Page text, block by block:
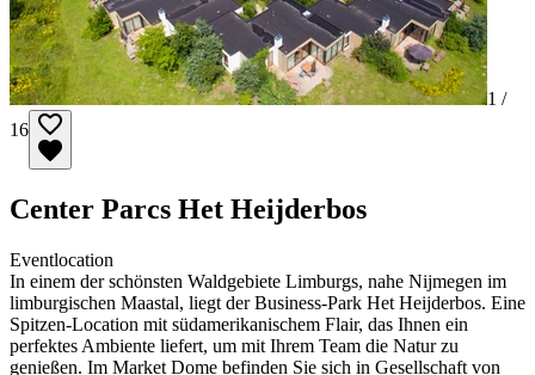
1 /
16
Center Parcs Het Heijderbos
Eventlocation
In einem der schönsten Waldgebiete Limburgs, nahe Nijmegen im
limburgischen Maastal, liegt der Business-Park Het Heijderbos. Eine
Spitzen-Location mit südamerikanischem Flair, das Ihnen ein
perfektes Ambiente liefert, um mit Ihrem Team die Natur zu
genießen. Im Market Dome befinden Sie sich in Gesellschaft von